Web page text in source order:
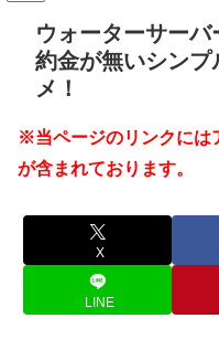
ウォーターサー
約金が無いシンプ
メ！
※当ページのリンクには
が含まれております。
X
LINE